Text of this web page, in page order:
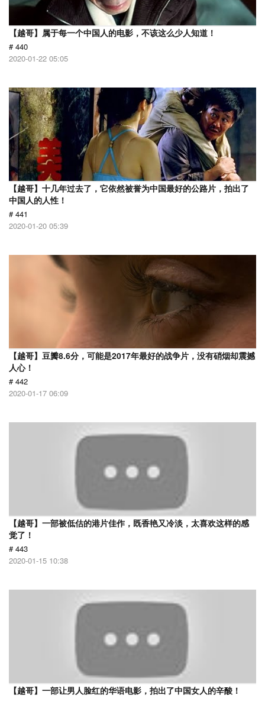
【越哥】属于每一个中国人的电影，不该这么少人知道！
# 440
2020-01-22 05:05
【越哥】十几年过去了，它依然被誉为中国最好的公路片，拍出了
中国人的人性！
# 441
2020-01-20 05:39
【越哥】豆瓣8.6分，可能是2017年最好的战争片，没有硝烟却震撼
人心！
# 442
2020-01-17 06:09
【越哥】一部被低估的港片佳作，既香艳又冷淡，太喜欢这样的感
觉了！
# 443
2020-01-15 10:38
【越哥】一部让男人脸红的华语电影，拍出了中国女人的辛酸！